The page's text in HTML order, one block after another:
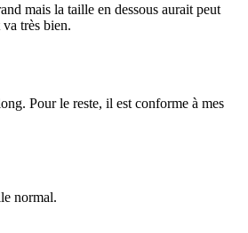
mais la taille en dessous aurait peut
très bien.
Pour le reste, il est conforme à mes
normal.